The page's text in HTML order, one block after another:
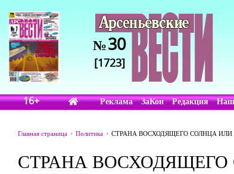
№30
[1723]
16+ Реклама ЗаКон Редакция
Главная страница Политика СТРАНА ВОСХОДЯЩЕГО СОЛНЦА
СТРАНА